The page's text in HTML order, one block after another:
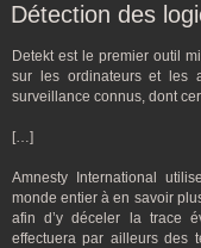
Détection des
Detekt est le premier outil
sur les ordinateurs et les
surveillance connus, dont
[…]
Amnesty International
monde entier à en savoir
afin d’y déceler la trace
effectuera par ailleurs des